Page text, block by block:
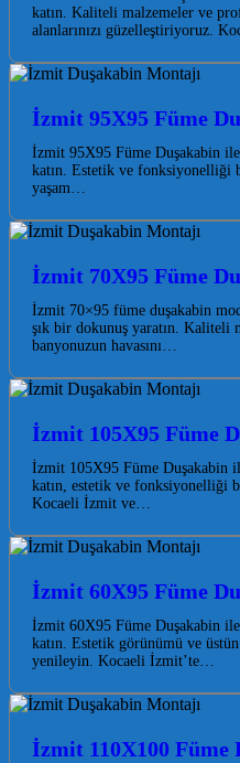
katın. Kaliteli malzemeler ve
alanlarınızı güzelleştiriyoruz.
İzmit 95X95 Füme
İzmit 95X95 Füme Duşakabin
katın. Estetik ve fonksiyonelliği
yaşam…
İzmit 70X95 Füme
İzmit 70×95 füme duşakabin
şık bir dokunuş yaratın. Kaliteli
banyonuzun havasını…
İzmit 105X95 Füme
İzmit 105X95 Füme Duşakabin
katın, estetik ve fonksiyonelliği
Kocaeli İzmit ve…
İzmit 60X95 Füme
İzmit 60X95 Füme Duşakabin
katın. Estetik görünümü ve
yenileyin. Kocaeli İzmit’te…
İzmit 110X100 Füme